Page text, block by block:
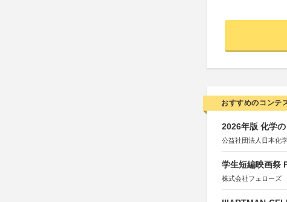
おすすめのコンテ
2026年版 化学
公益社団法人日本化
学生短編映画祭
株式会社フェローズ